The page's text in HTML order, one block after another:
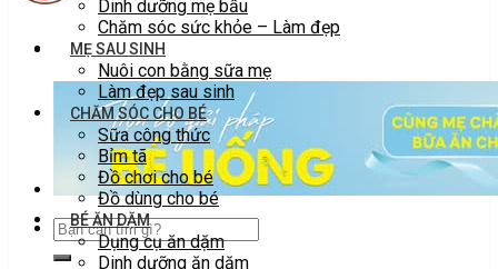
Dinh dưỡng mẹ bầu
Chăm sóc sức khỏe – Làm đẹp
MẸ SAU SINH
Nuôi con bằng sữa mẹ
Làm đẹp sau sinh
CHĂM SÓC CHO BÉ
Sữa công thức
Bỉm tã
Đồ chơi cho bé
Đồ dùng cho bé
BÉ ĂN DẶM
Dụng cụ ăn dặm
Dinh dưỡng ăn dặm